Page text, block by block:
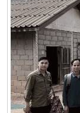
concepts—all
future careers
and enjoyable
prepared their
techniques
professional,
between
providing
business
sustainable
freshwater
distinguished
aquaculture
ข่ายที่ช่วยสร้างโ
อนาคต"Maejo
Technology
Strengthen
Fisheries
University,
Charoenrak
alumni of the
ทองมา อธิการบ
มหาวิทยาลัย สม
เป็นเจ้าภาพพระ
พระนางเจ้าสิริกิ
ณ พระที่นั่งดุสิตมห
ถวายบังคมพระศ
นทิราเทพยวดี ก
พระที่นั่งพิมานรัต